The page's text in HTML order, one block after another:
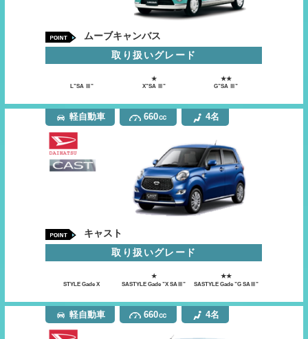
ムーブキャンバス
取り扱いグレード
L”SA Ⅲ”
★
X”SA Ⅲ”
★★
G”SA Ⅲ”
軽自動車 660㏄ 4名
キャスト
取り扱いグレード
STYLE Gade X
★
SASTYLE Gade ”X SAⅢ”
★★
SASTYLE Gade ”G SAⅢ”
軽自動車 660㏄ 4名